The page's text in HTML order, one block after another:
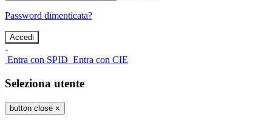
Password dimenticata?
-
Entra con SPID Entra con CIE
Seleziona utente
button close ×